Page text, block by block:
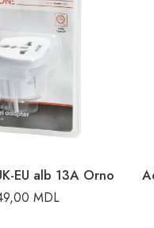
EU alb 13A Orno
MDL